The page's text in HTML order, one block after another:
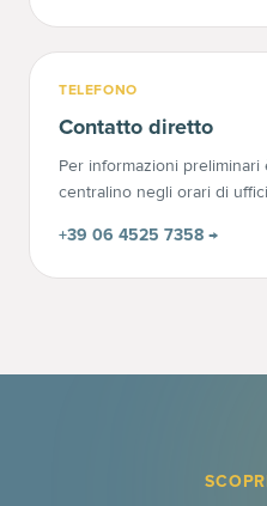
TELEFONO
Contatto diretto
Per informazioni
centralino negli orari di
+39 06 4525 7358 →